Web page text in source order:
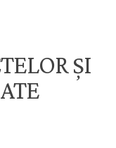
ȘI